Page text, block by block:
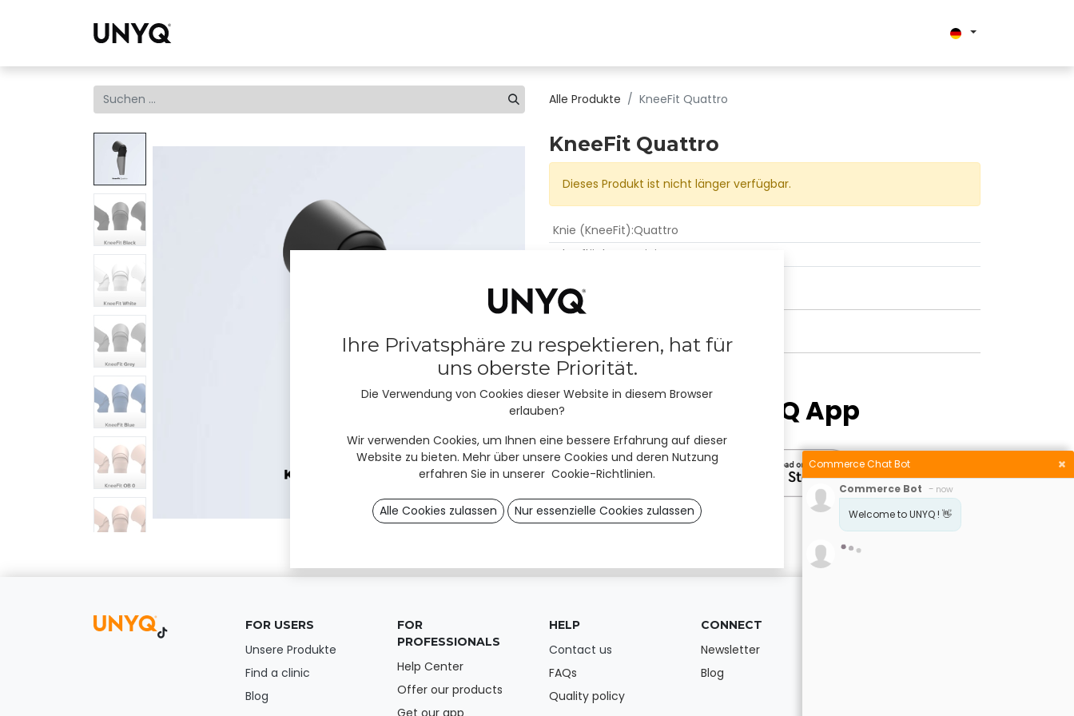
Alle Produkte KneeFit Quattro
KneeFit Quattro
Dieses Produkt ist nicht länger verfügbar.
Knie (KneeFit):Quattro
Oberflächen
Satiniert
Order via the UNYQ App
FOR USERS
Unsere Produkte
Find a clinic
Blog
FOR
PROFESSIONALS
Help Center
Offer our products
Get our app
HELP
Contact us
FAQs
Quality policy
CONNECT
Newsletter
Blog
Ihre Privatsphäre zu respektieren, hat für
uns oberste Priorität.
Die Verwendung von Cookies dieser Website in diesem Browser
erlauben?
Wir verwenden Cookies, um Ihnen eine bessere Erfahrung auf dieser
Website zu bieten. Mehr über unsere Cookies und deren Nutzung
erfahren Sie in unserer Cookie-Richtlinien.
Alle Cookies zulassen Nur essenzielle Cookies zulassen
Commerce Chat Bot
Commerce Bot - now
Welcome to UNYQ ! 👋